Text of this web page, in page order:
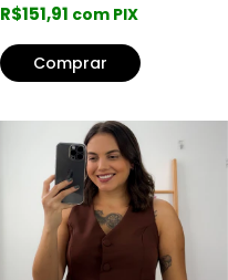
R$151,91 com PIX
Comprar